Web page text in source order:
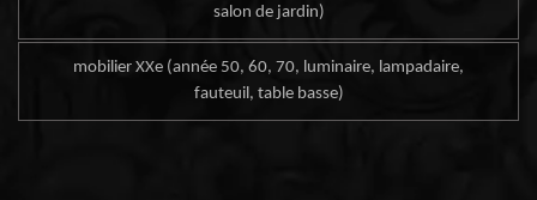
salon de jardin)
mobilier XXe (année 50, 60, 70, luminaire, lampadaire,
fauteuil, table basse)